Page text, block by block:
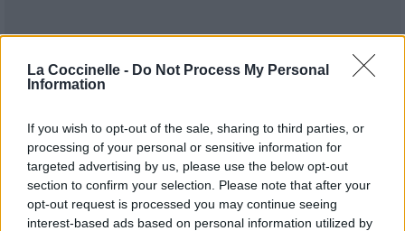
La Coccinelle - Do Not Process My Personal
Information
If you wish to opt-out of the sale, sharing to third parties, or
processing of your personal or sensitive information for
targeted advertising by us, please use the below opt-out
section to confirm your selection. Please note that after your
opt-out request is processed you may continue seeing
interest-based ads based on personal information utilized by
Publié par Doloresdu92 9689 3 3 6
le 27 juillet 2017
à 7h01.